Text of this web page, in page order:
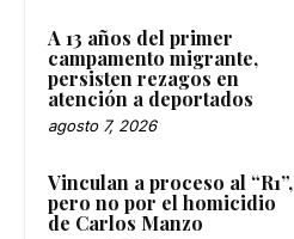
A 13 años del primer
campamento migrante,
persisten rezagos en
atención a deportados
agosto 7, 2026
Vinculan a proceso al “R1”,
pero no por el homicidio
de Carlos Manzo